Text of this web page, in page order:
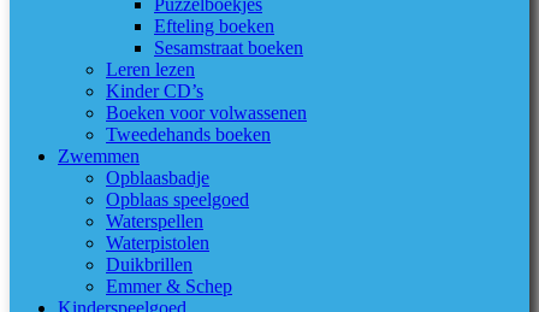
Puzzelboekjes
Efteling boeken
Sesamstraat boeken
Leren lezen
Kinder CD’s
Boeken voor volwassenen
Tweedehands boeken
Zwemmen
Opblaasbadje
Opblaas speelgoed
Waterspellen
Waterpistolen
Duikbrillen
Emmer & Schep
Kinderspeelgoed